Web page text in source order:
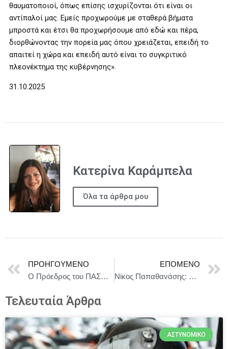
θαυματοποιοί, όπως επίσης ισχυρίζονται ότι είναι οι
αντίπαλοί μας. Εμείς προχωρούμε με σταθερά βήματα
μπροστά και έτσι θα προχωρήσουμε από εδώ και πέρα,
διορθώνοντας την πορεία μας όπου χρειάζεται, επειδή το
απαιτεί η χώρα και επειδή αυτό είναι το συγκριτικό
πλεονέκτημα της κυβέρνησης».
31.10.2025
Κατερίνα Καράμπελα
Όλα τα άρθρα μου
ΠΡΟΗΓΟΎΜΕΝΟ
Ο Πρόεδρος του ΠΑΣΟΚ στην πρεμιέρα της παράστασης «Η μητέρα του σκύλου»
ΕΠΌΜΕΝΟ
Νίκος Παπαθανάσης: 72,6 εκατομμύρια ευρώ μέσω ΕΣΠΑ για επαγγελματική κατάρτιση σπουδαστών
Τελευταία Άρθρα
ΑΣΤΥΝΟΜΙΚΌ